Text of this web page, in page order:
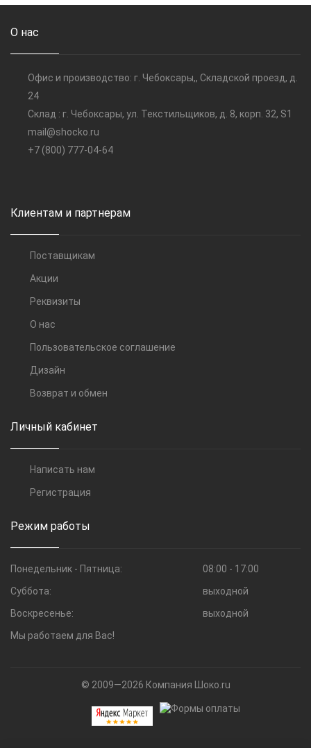
О нас
Офис и производство: г. Чебоксары,, Складской проезд, д.
24
Склад : г. Чебоксары, ул. Текстильщиков, д. 8, корп. 32, S1
mail@shocko.ru
+7 (800) 777-04-64
Клиентам и партнерам
Поставщикам
Акции
Реквизиты
О нас
Пользовательское соглашение
Дизайн
Возврат и обмен
Личный кабинет
Написать нам
Регистрация
Режим работы
Понедельник - Пятница:
08:00 - 17:00
Суббота:
выходной
Воскресенье:
выходной
Мы работаем для Вас!
© 2009—2026 Компания Шоко.ru